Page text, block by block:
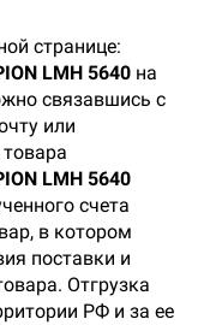
странице:
LMH 5640 на
связавшись с
или
LMH 5640
счета
в котором
поставки и
Отгрузка
РФ и за ее